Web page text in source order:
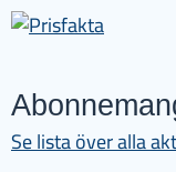
Se lista över alla